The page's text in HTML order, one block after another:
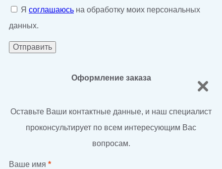
Я соглашаюсь на обработку моих персональных
данных.
Оформление заказа
Оставьте Ваши контактные данные, и наш специалист
проконсультирует по всем интересующим Вас
вопросам.
Ваше имя *